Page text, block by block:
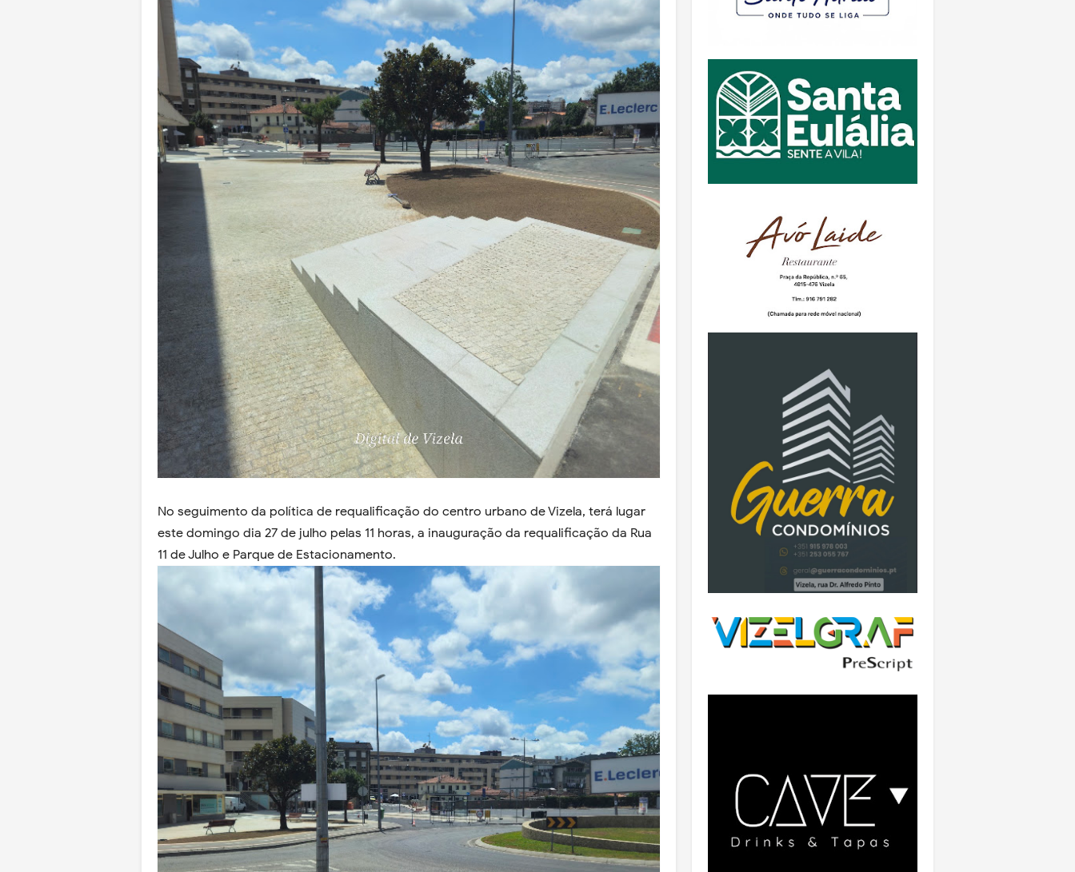
No seguimento da política de requalificação do centro urbano de Vizela, terá lugar
este domingo dia 27 de julho pelas 11 horas, a inauguração da requalificação da Rua
11 de Julho e Parque de Estacionamento.